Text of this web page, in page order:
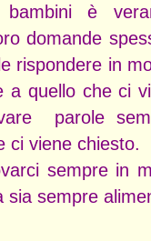
è
domande
rispondere in
a quello che ci
parole
ci viene chiesto.
sempre in
sia sempre